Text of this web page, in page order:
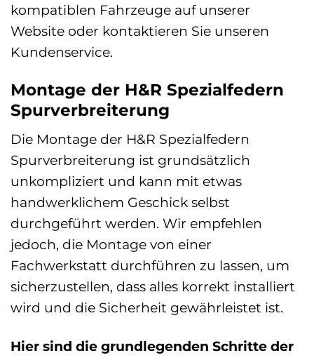
kompatiblen Fahrzeuge auf unserer
Website oder kontaktieren Sie unseren
Kundenservice.
Montage der H&R Spezialfedern
Spurverbreiterung
Die Montage der H&R Spezialfedern
Spurverbreiterung ist grundsätzlich
unkompliziert und kann mit etwas
handwerklichem Geschick selbst
durchgeführt werden. Wir empfehlen
jedoch, die Montage von einer
Fachwerkstatt durchführen zu lassen, um
sicherzustellen, dass alles korrekt installiert
wird und die Sicherheit gewährleistet ist.
Hier sind die grundlegenden Schritte der